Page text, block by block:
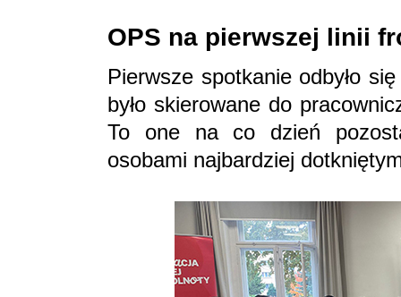
OPS na pierwszej linii
Pierwsze spotkanie odbyło
było skierowane do
To one na co dzień
osobami najbardziej